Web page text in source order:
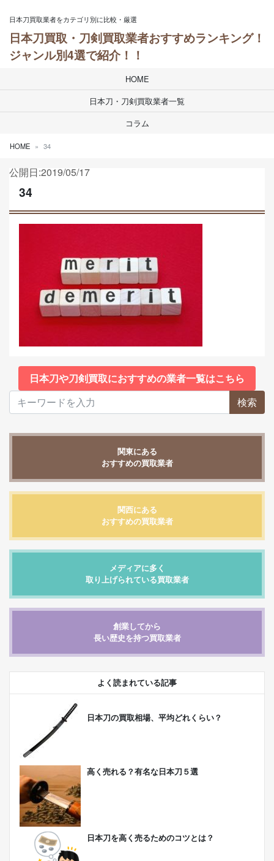
日本刀買取業者をカテゴリ別に比較・厳選
日本刀買取・刀剣買取業者おすすめランキング！
ジャンル別4選で紹介！！
HOME
日本刀・刀剣買取業者一覧
コラム
HOME 34
公開日:2019/05/17
34
日本刀や刀剣買取におすすめの業者一覧はこちら
検索
関東にある
おすすめの買取業者
関西にある
おすすめの買取業者
メディアに多く
取り上げられている買取業者
創業してから
長い歴史を持つ買取業者
よく読まれている記事
日本刀の買取相場、平均どれくらい？
高く売れる？有名な日本刀５選
日本刀を高く売るためのコツとは？